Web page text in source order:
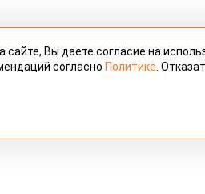
сайте, Вы даете согласие на
согласно Политике .